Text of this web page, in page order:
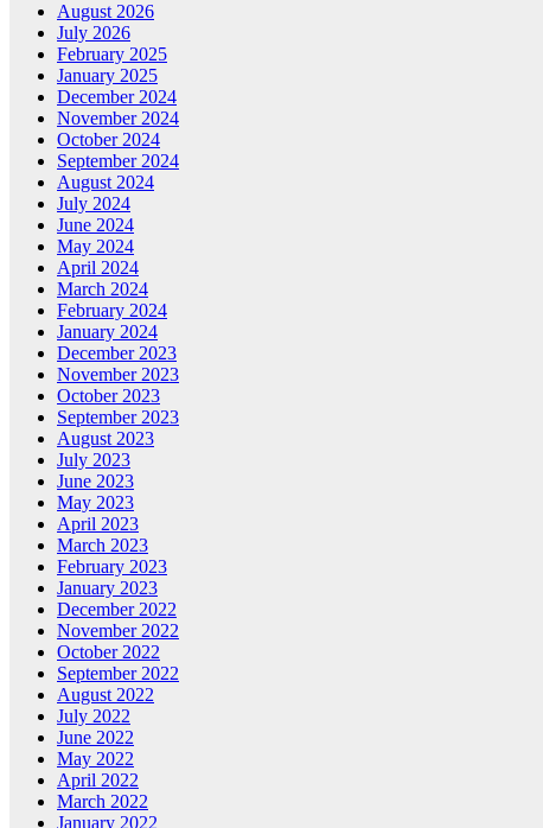
August 2026
July 2026
February 2025
January 2025
December 2024
November 2024
October 2024
September 2024
August 2024
July 2024
June 2024
May 2024
April 2024
March 2024
February 2024
January 2024
December 2023
November 2023
October 2023
September 2023
August 2023
July 2023
June 2023
May 2023
April 2023
March 2023
February 2023
January 2023
December 2022
November 2022
October 2022
September 2022
August 2022
July 2022
June 2022
May 2022
April 2022
March 2022
January 2022